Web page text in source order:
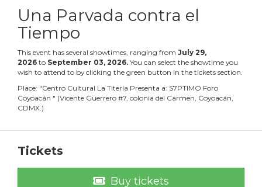
Una Parvada contra el
Tiempo
This event has several showtimes, ranging from July 29,
2026 to September 03, 2026. You can select the showtime you
wish to attend to by clicking the green button in the tickets section.
Place: "Centro Cultural La Titería Presenta a: S7PTIMO Foro
Coyoacán " (Vicente Guerrero #7, colonia del Carmen, Coyoacán,
CDMX.)
Tickets
Buy tickets